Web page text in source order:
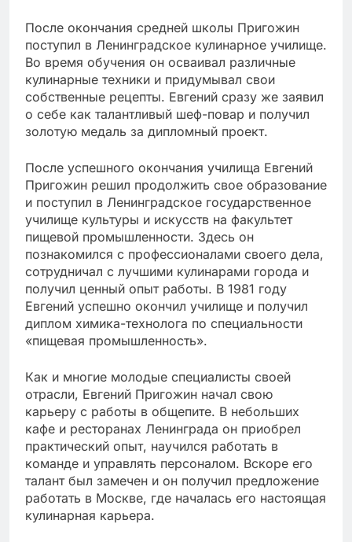
После окончания средней школы Пригожин
поступил в Ленинградское кулинарное училище.
Во время обучения он осваивал различные
кулинарные техники и придумывал свои
собственные рецепты. Евгений сразу же заявил
о себе как талантливый шеф-повар и получил
золотую медаль за дипломный проект.
После успешного окончания училища Евгений
Пригожин решил продолжить свое образование
и поступил в Ленинградское государственное
училище культуры и искусств на факультет
пищевой промышленности. Здесь он
познакомился с профессионалами своего дела,
сотрудничал с лучшими кулинарами города и
получил ценный опыт работы. В 1981 году
Евгений успешно окончил училище и получил
диплом химика-технолога по специальности
«пищевая промышленность».
Как и многие молодые специалисты своей
отрасли, Евгений Пригожин начал свою
карьеру с работы в общепите. В небольших
кафе и ресторанах Ленинграда он приобрел
практический опыт, научился работать в
команде и управлять персоналом. Вскоре его
талант был замечен и он получил предложение
работать в Москве, где началась его настоящая
кулинарная карьера.